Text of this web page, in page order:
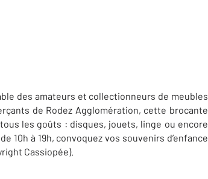
des amateurs et collectionneurs de meubles
de Rodez Agglomération, cette brocante
les goûts : disques, jouets, linge ou encore
10h à 19h, convoquez vos souvenirs d’enfance
Cassiopée).